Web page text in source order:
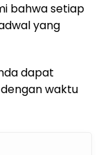
bahwa setiap
yang
dapat
waktu